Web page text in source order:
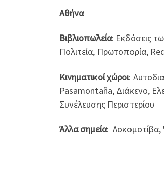
Αθήνα
Βιβλιοπωλεία: Εκδόσεις
Πολιτεία, Πρωτοπορία,
Κινηματικοί χώροι:
Pasamontaña, Διάκενο,
Συνέλευσης Περιστερίου
Άλλα σημεία: Λοκομοτίβα,